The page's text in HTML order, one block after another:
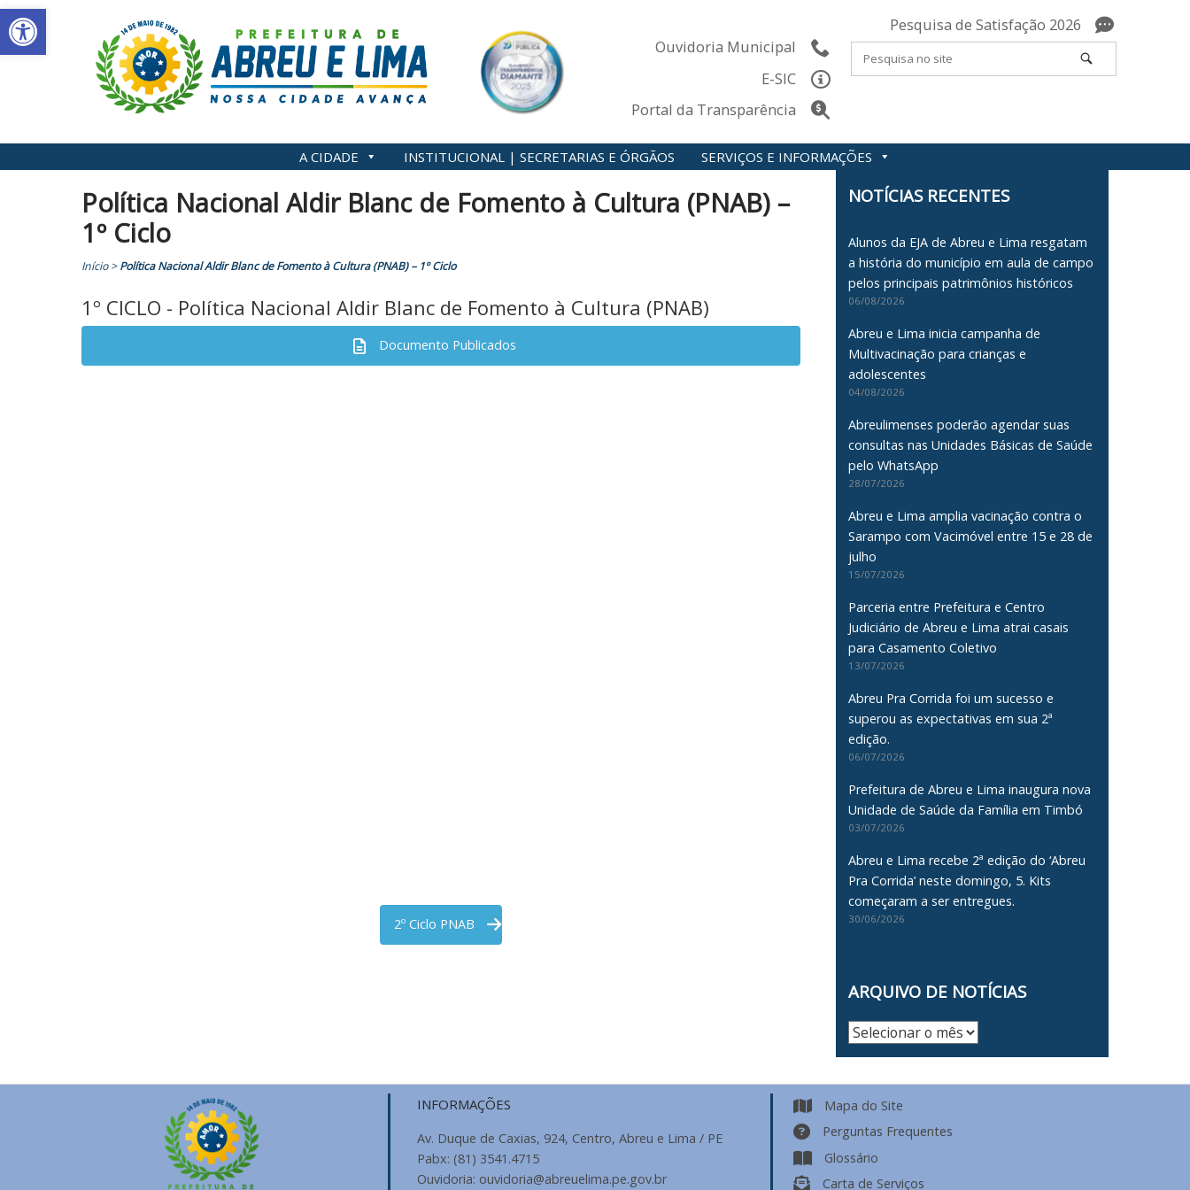
Abrir a barra de ferramentas
Skip
to
content
Ouvidoria Municipal
E-SIC
Portal da Transparência
Pesquisa de Satisfação 2026
A CIDADE INSTITUCIONAL | SECRETARIAS E ÓRGÃOS SERVIÇOS E INFORMAÇÕES
Política Nacional Aldir Blanc de Fomento à Cultura (PNAB) –
1º Ciclo
Início>Política Nacional Aldir Blanc de Fomento à Cultura (PNAB) – 1º Ciclo
1º CICLO - Política Nacional Aldir Blanc de Fomento à Cultura (PNAB)
Documento Publicados
2º Ciclo PNAB
NOTÍCIAS RECENTES
Alunos da EJA de Abreu e Lima resgatam
a história do município em aula de campo
pelos principais patrimônios históricos
06/08/2026
Abreu e Lima inicia campanha de
Multivacinação para crianças e
adolescentes
04/08/2026
Abreulimenses poderão agendar suas
consultas nas Unidades Básicas de Saúde
pelo WhatsApp
28/07/2026
Abreu e Lima amplia vacinação contra o
Sarampo com Vacimóvel entre 15 e 28 de
julho
15/07/2026
Parceria entre Prefeitura e Centro
Judiciário de Abreu e Lima atrai casais
para Casamento Coletivo
13/07/2026
Abreu Pra Corrida foi um sucesso e
superou as expectativas em sua 2ª
edição.
06/07/2026
Prefeitura de Abreu e Lima inaugura nova
Unidade de Saúde da Família em Timbó
03/07/2026
Abreu e Lima recebe 2ª edição do ‘Abreu
Pra Corrida’ neste domingo, 5. Kits
começaram a ser entregues.
30/06/2026
ARQUIVO DE NOTÍCIAS
Arquivo
INFORMAÇÕES
Av. Duque de Caxias, 924, Centro, Abreu e Lima / PE
Pabx: (81) 3541.4715
Ouvidoria: ouvidoria@abreuelima.pe.gov.br
Mapa do Site
Perguntas Frequentes
Glossário
Carta de Serviços